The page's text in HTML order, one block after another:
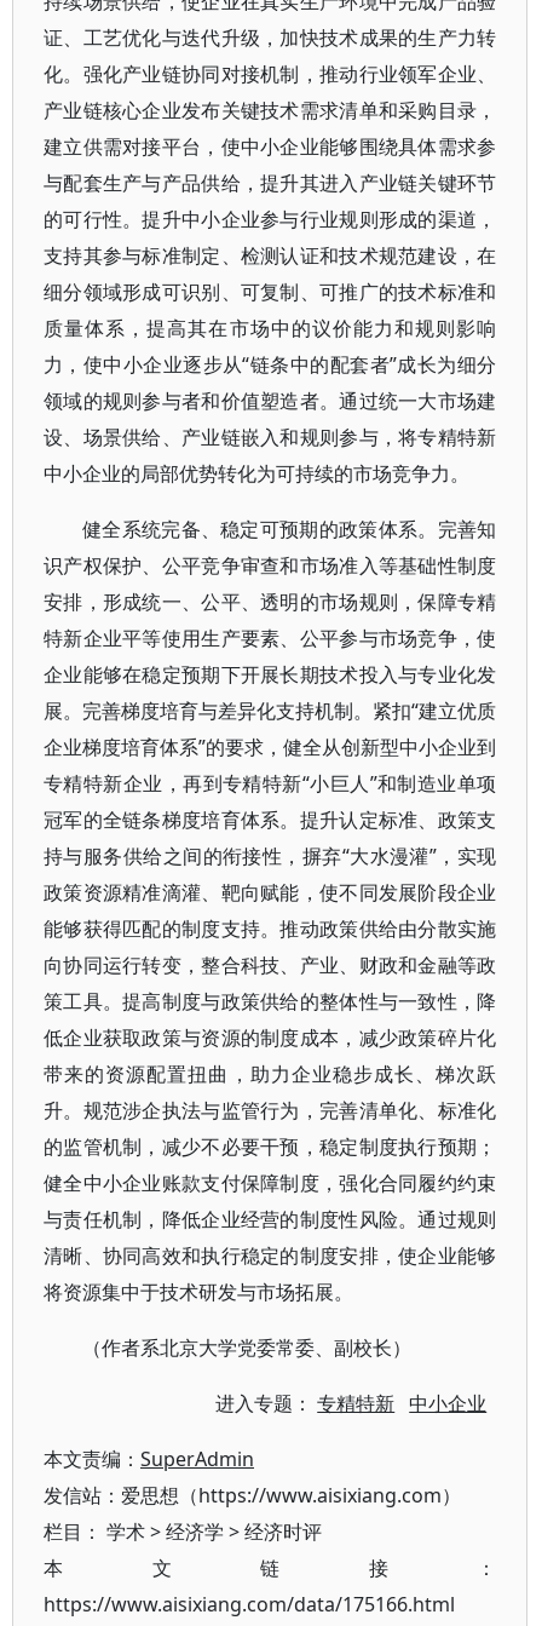
证、工艺优化与迭代升级，加快技术成果的生产力转
化。强化产业链协同对接机制，推动行业领军企业、
产业链核心企业发布关键技术需求清单和采购目录，
建立供需对接平台，使中小企业能够围绕具体需求参
与配套生产与产品供给，提升其进入产业链关键环节
的可行性。提升中小企业参与行业规则形成的渠道，
支持其参与标准制定、检测认证和技术规范建设，在
细分领域形成可识别、可复制、可推广的技术标准和
质量体系，提高其在市场中的议价能力和规则影响
力，使中小企业逐步从“链条中的配套者”成长为细分
领域的规则参与者和价值塑造者。通过统一大市场建
设、场景供给、产业链嵌入和规则参与，将专精特新
中小企业的局部优势转化为可持续的市场竞争力。
健全系统完备、稳定可预期的政策体系。完善知
识产权保护、公平竞争审查和市场准入等基础性制度
安排，形成统一、公平、透明的市场规则，保障专精
特新企业平等使用生产要素、公平参与市场竞争，使
企业能够在稳定预期下开展长期技术投入与专业化发
展。完善梯度培育与差异化支持机制。紧扣“建立优质
企业梯度培育体系”的要求，健全从创新型中小企业到
专精特新企业，再到专精特新“小巨人”和制造业单项
冠军的全链条梯度培育体系。提升认定标准、政策支
持与服务供给之间的衔接性，摒弃“大水漫灌”，实现
政策资源精准滴灌、靶向赋能，使不同发展阶段企业
能够获得匹配的制度支持。推动政策供给由分散实施
向协同运行转变，整合科技、产业、财政和金融等政
策工具。提高制度与政策供给的整体性与一致性，降
低企业获取政策与资源的制度成本，减少政策碎片化
带来的资源配置扭曲，助力企业稳步成长、梯次跃
升。规范涉企执法与监管行为，完善清单化、标准化
的监管机制，减少不必要干预，稳定制度执行预期；
健全中小企业账款支付保障制度，强化合同履约约束
与责任机制，降低企业经营的制度性风险。通过规则
清晰、协同高效和执行稳定的制度安排，使企业能够
将资源集中于技术研发与市场拓展。
（作者系北京大学党委常委、副校长）
进入专题：专精特新 中小企业
本文责编： SuperAdmin
发信站：爱思想（https://www.aisixiang.com）
栏目： 学术>经济学 >经济时评
本文链接：
https://www.aisixiang.com/data/175166.html